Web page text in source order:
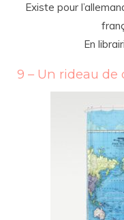
Existe pour
En
9 – Un rideau de